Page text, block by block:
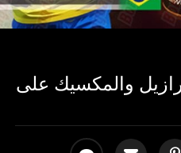
والمكسيك على